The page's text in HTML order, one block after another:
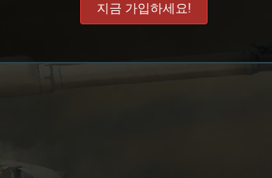
지금 가입하세요!